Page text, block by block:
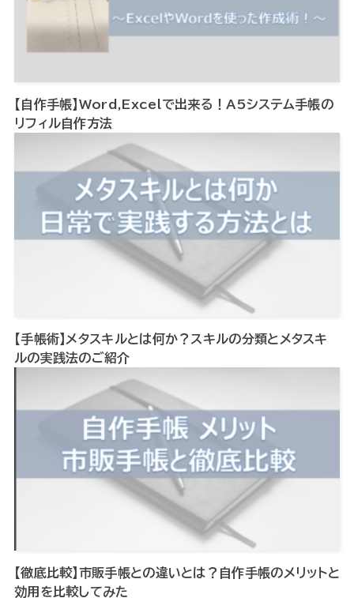
【自作手帳】Word,Excelで出来る！A5システム手帳の
リフィル自作方法
【手帳術】メタスキルとは何か？スキルの分類とメタスキ
ルの実践法のご紹介
【徹底比較】市販手帳との違いとは？自作手帳のメリットと
効用を比較してみた